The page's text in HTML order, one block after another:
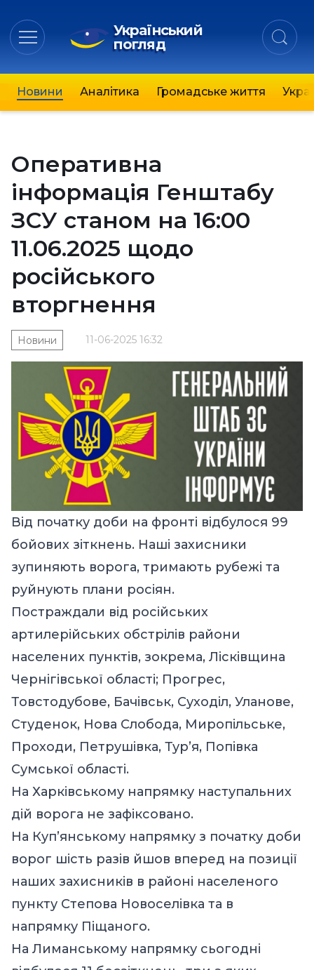
Український
погляд
Новини Аналітика Громадське життя
Оперативна
інформація Генштабу
ЗСУ станом на 16:00
11.06.2025 щодо
російського
вторгнення
11-06-2025 16:32
Новини
Від початку доби на фронті відбулося 99
бойових зіткнень. Наші захисники
зупиняють ворога, тримають рубежі та
руйнують плани росіян.
Постраждали від російських
артилерійських обстрілів райони
населених пунктів, зокрема, Лісківщина
Чернігівської області; Прогрес,
Товстодубове, Бачівськ, Суходіл, Уланове,
Студенок, Нова Слобода, Миропільське,
Проходи, Петрушівка, Тур’я, Попівка
Сумської області.
На Харківському напрямку наступальних
дій ворога не зафіксовано.
На Куп’янському напрямку з початку доби
ворог шість разів йшов вперед на позиції
наших захисників в районі населеного
пункту Степова Новоселівка та в
напрямку Піщаного.
На Лиманському напрямку сьогодні